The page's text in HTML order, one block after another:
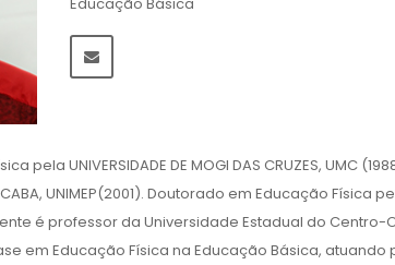
pela UNIVERSIDADE DE MOGI DAS CRUZES, UMC
UNIMEP(2001). Doutorado em Educação Física
é professor da Universidade Estadual do Centro-
em Educação Física na Educação Básica,